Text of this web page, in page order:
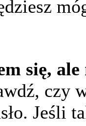
się,
czy
Jeśli